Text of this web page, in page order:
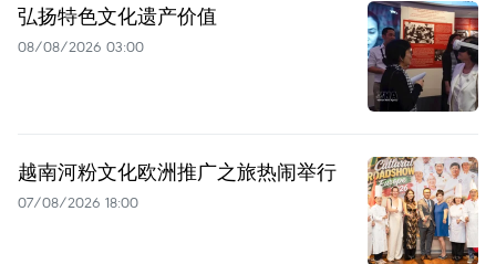
弘扬特色文化遗产价值
08/08/2026 03:00
越南河粉文化欧洲推广之旅热闹举行
07/08/2026 18:00